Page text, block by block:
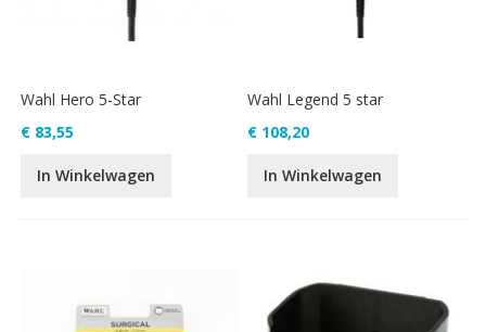
Wahl Hero 5-Star
€ 83,55
In Winkelwagen
Wahl Legend 5 star
€ 108,20
In Winkelwagen